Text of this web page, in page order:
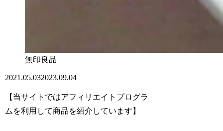
無印良品
2021.05.032023.09.04
【当サイトではアフィリエイトプログラ
ムを利用して商品を紹介しています】